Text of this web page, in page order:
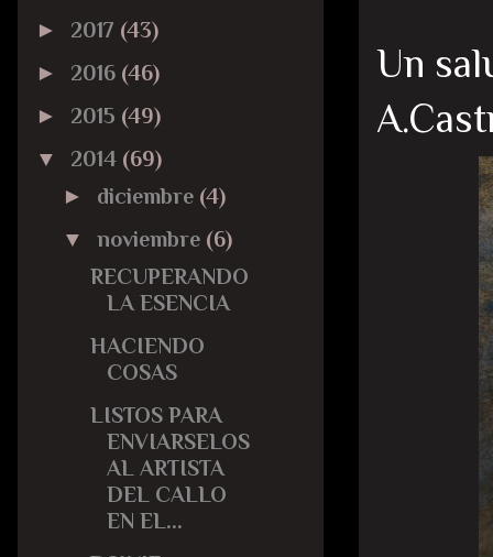
Un
► 2017 (43)
► 2016 (46)
► 2015 (49)
▼ 2014 (69)
► diciembre (4)
▼ noviembre (6)
RECUPERANDO
LA ESENCIA
HACIENDO
COSAS
LISTOS PARA
ENVIARSELOS
AL ARTISTA
DEL CALLO
EN EL...